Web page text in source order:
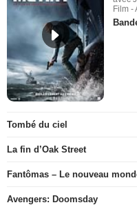
Film -
Tombé du ciel
La fin d’Oak Street
Fantômas – Le nouveau
Avengers: Doomsday